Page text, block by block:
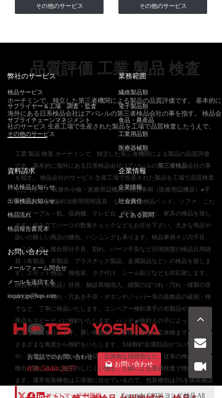
その他のサービス その他のサービス
品質評価 工業 製品 検査
ホーチミンで、独立した第三者機関による製品の品質評価です。 基本的に
海外にある日系検品会社はアパレルの第三者検品会社の事を指す。 検品会
社のサービス 生産工場で生産された製品を工場で品質検査したうえで、
工業 製品 検査 ホーチミンで、独立した第三者機関による製品の品質評価
です。基本的に海外にある日系検品会社はアパレルの第三者検品会社の事
を指す。 検品会社のサービス 生産工場で生産された製品を工場で品質検査
したうえで、 医療外小物・医療周辺機器の検品事例（医療周辺機器）●手
術用照明器具●歯科治療用照明器具 など家具の検品ベッド、ソファ、こた
つ、テーブル・机、収納棚、テレビ台、椅子、鏡など、家具の検品を致し
ます。組み立てパーツの数量チェックなどもお任せ下さい。大きな商品や
扱いの難しい商品の梱包、バンニングも承ります。検品事例ネジ穴不良、
へこみ、傷、接合部分不良、割れ、パーツ不良など日用雑貨の検品日用雑
貨（布製品、木製品、プラスチック製品、金属製品など）の検品を致しま
す。スポット検品、個包装、タグ付け、シール貼りなども対応致します。
検品事例（布製品）目視、触診異物混入、縫製のほつれ・汚れ・縫製の歪
みやステッチ切れ・穴あき不良・ボタンやジッパー等の装飾品の破損・検
寸など、丁寧に検品いたします。コンベアー検針厚手の布製品や大ぶりな
商品をスピーディに検針いたします。ハンディ検針人の手によって、より
入念な検針を行います。薄い布製品から特殊な形状の立体物まで、裏表、
さまざまな角度から検針をいたします。X線検針金属部品がついた衣類
や、異素材を組み合わせた商品、立体的な雑貨類など、従来の検針機では
検出の難しかった触手のしにくい物を、Ｘ線による透過検査で検針いたし
ます。通常包装梱包は工場側に任せているので、包装梱包は5%を抜取確認
弊社のサービス
検品サービス
サプライヤー＆工場 調査・監査
サプライチェーンマネジメント
その他のサービス
業務範囲
繊維製品類
電子製品類
食品・農産品
工業用品類
医療器械類
資料請求
持込検品お知らせ
出張検品お知らせ
検品流れ
検品報告書見本
企業情報
企業情報
社会責任
よくある質問
お問い合わせ
メールフォーム問合せ
メールを送信する
inquiry.jp@hqts.com
お電話でのお問い合わせ
050-5840-2657
お問い合わせ
サイトマップ 利用規 Copyright ©2026 ヨシダ 検品All